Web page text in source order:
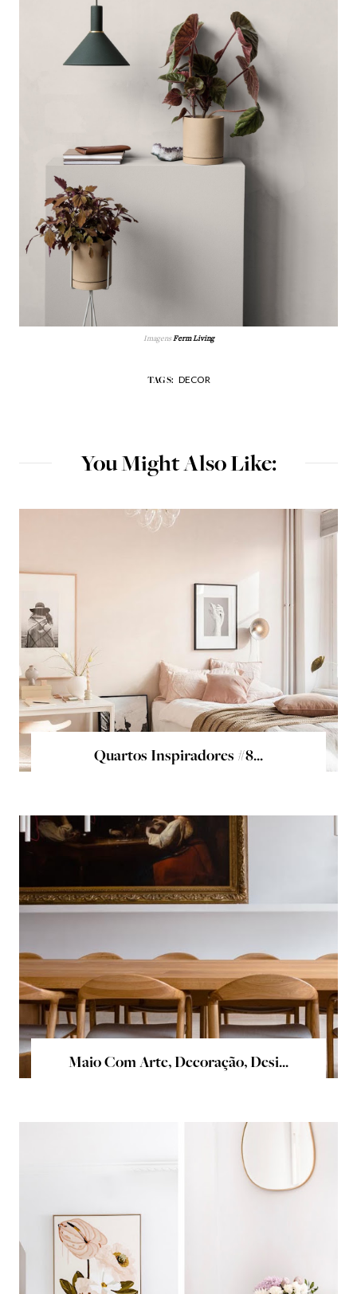
ImagensFerm Living
TAGS: DECOR
You Might Also Like:
Quartos Inspiradores #8...
Maio Com Arte, Decoração, Desi...